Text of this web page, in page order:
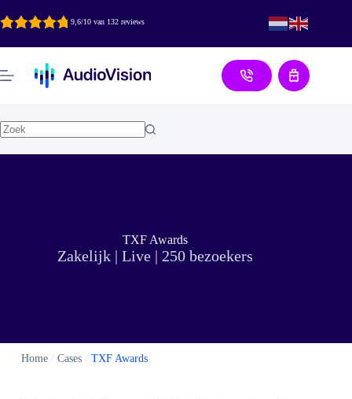
naar
inhoud
9,6/10 van 132 reviews
Aanvraag
TXF Awards
Zakelijk | Live | 250 bezoekers
Home/ Cases/ TXF Awards